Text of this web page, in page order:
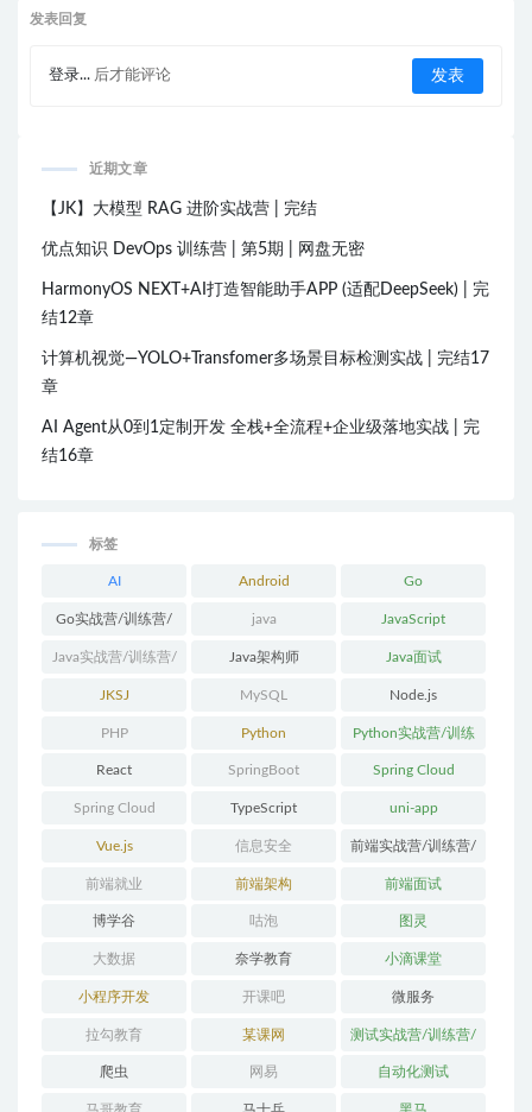
发表回复
登录... 后才能评论
近期文章
【JK】大模型 RAG 进阶实战营 | 完结
优点知识 DevOps 训练营 | 第5期 | 网盘无密
HarmonyOS NEXT+AI打造智能助手APP (适配DeepSeek) | 完
结12章
计算机视觉—YOLO+Transfomer多场景目标检测实战 | 完结17
章
AI Agent从0到1定制开发 全栈+全流程+企业级落地实战 | 完
结16章
标签
AI Android Go
Go实战营/训练营/
体系课
java JavaScript
Java实战营/训练营/
体系课
Java架构师 Java面试
JKSJ MySQL Node.js
PHP Python Python实战营/训练
营/体系课
React SpringBoot Spring Cloud
Spring Cloud
Alibaba
TypeScript uni-app
Vue.js 信息安全 前端实战营/训练营/
体系课
前端就业 前端架构 前端面试
博学谷 咕泡 图灵
大数据 奈学教育 小滴课堂
小程序开发 开课吧 微服务
拉勾教育 某课网 测试实战营/训练营/
体系课
爬虫 网易 自动化测试